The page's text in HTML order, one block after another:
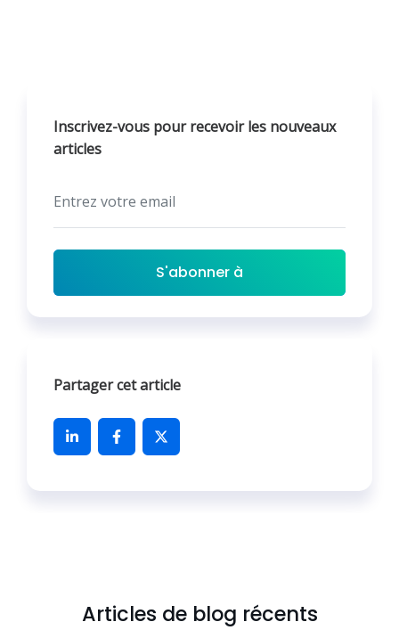
Inscrivez-vous pour recevoir les nouveaux
articles
S'abonner à
Partager cet article
Articles de blog récents